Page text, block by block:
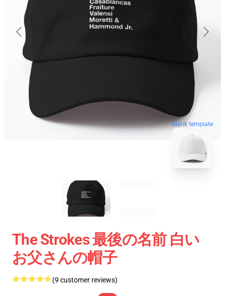
blank template
The Strokes 最後の名前 白い
お父さんの帽子
(9 customer reviews)